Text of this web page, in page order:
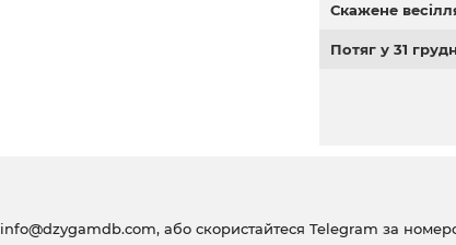
Скажене
Потяг у 31
info@dzygamdb.com, або скористайтеся Telegram за